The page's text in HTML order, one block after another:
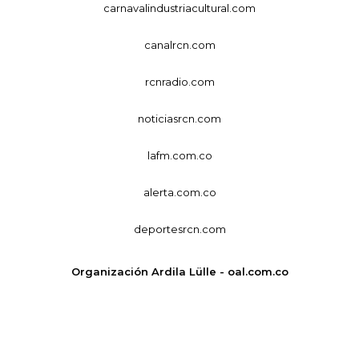
carnavalindustriacultural.com
canalrcn.com
rcnradio.com
noticiasrcn.com
lafm.com.co
alerta.com.co
deportesrcn.com
Organización Ardila Lülle - oal.com.co